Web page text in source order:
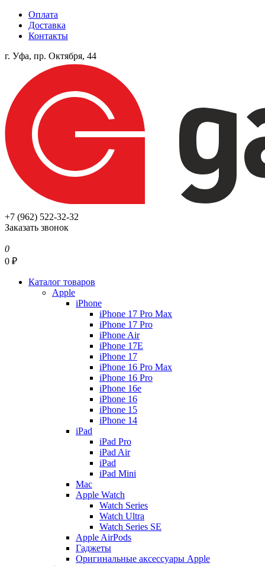
Оплата
Доставка
Контакты
г. Уфа, пр. Октября, 44
+7 (962) 522-32-32
Заказать звонок
0
0 ₽
Каталог товаров
Apple
iPhone
iPhone 17 Pro Max
iPhone 17 Pro
iPhone Air
iPhone 17E
iPhone 17
iPhone 16 Pro Max
iPhone 16 Pro
iPhone 16e
iPhone 16
iPhone 15
iPhone 14
iPad
iPad Pro
iPad Air
iPad
iPad Mini
Mac
Apple Watch
Watch Series
Watch Ultra
Watch Series SE
Apple AirPods
Гаджеты
Оригинальные аксессуары Apple